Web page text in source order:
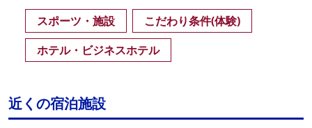
スポーツ・施設
こだわり条件(体験)
ホテル・ビジネスホテル
近くの宿泊施設